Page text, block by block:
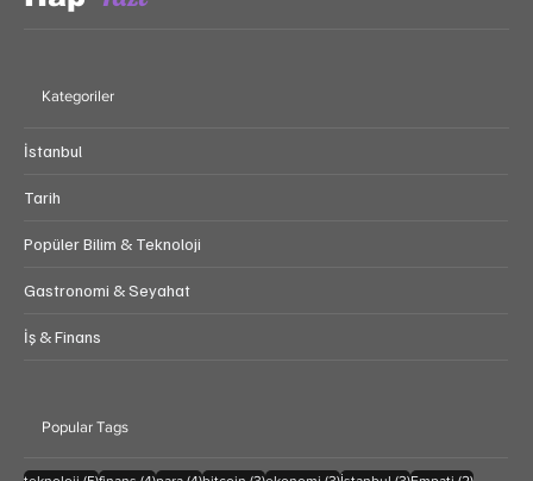
Kategoriler
İstanbul
Tarih
Popüler Bilim & Teknoloji
Gastronomi & Seyahat
İş & Finans
Popular Tags